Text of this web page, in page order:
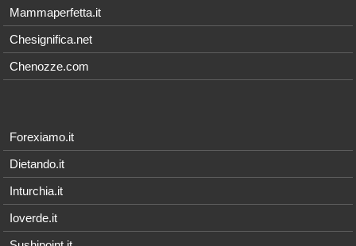
Mammaperfetta.it
Chesignifica.net
Chenozze.com
Forexiamo.it
Dietando.it
Inturchia.it
Ioverde.it